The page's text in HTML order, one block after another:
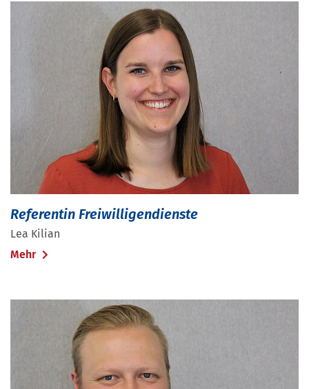
Referentin Freiwilligendienste
Lea Kilian
Mehr